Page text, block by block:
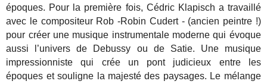
époques. Pour la première fois, Cédric Klapisch a travaillé
avec le compositeur Rob -Robin Cudert - (ancien peintre !)
pour créer une musique instrumentale moderne qui évoque
aussi l’univers de Debussy ou de Satie. Une musique
impressionniste qui crée un pont judicieux entre les
époques et souligne la majesté des paysages. Le mélange